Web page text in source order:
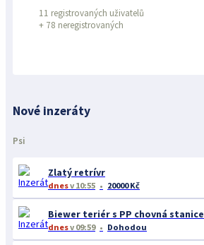
11 registrovaných uživatelů
+ 78 neregistrovaných
Nové inzeráty
Psi
Zlatý retrívr
dnesv 10:55 20000 Kč
Biewer teriér s PP chovná stanice
dnesv 09:59 Dohodou